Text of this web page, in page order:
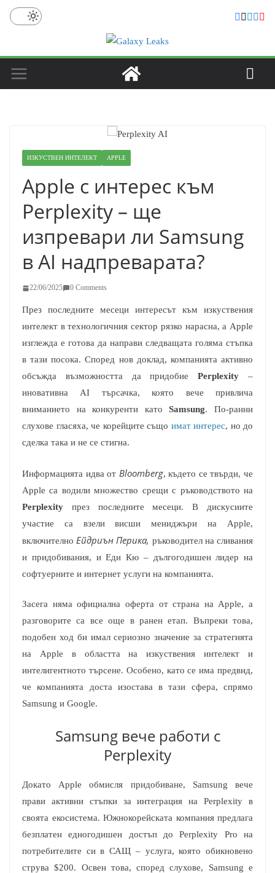
Skip
ИЗКУСТВЕН ИНТЕЛЕКТ APPLE
Apple с интерес към
Perplexity – ще
изпревари ли Samsung
в AI надпреварата?
22/06/2025 0 Comments
През последните месеци интересът към изкуствения
интелект в технологичния сектор рязко нарасна, а Apple
изглежда е готова да направи следващата голяма стъпка
в тази посока. Според нов доклад, компанията активно
обсъжда възможността да придобиеPerplexity –
иновативна AI търсачка, която вече привлича
вниманието на конкуренти катоSamsung. По-ранни
слухове гласяха, че корейците също имат интерес, но до
сделка така и не се стигна.
Информацията идва от Bloomberg, където се твърди, че
Apple са водили множество срещи с ръководството на
Perplexity през последните месеци. В дискусиите
участие са взели висши мениджъри на Apple,
включително Ейдриън Перика, ръководител на сливания
и придобивания, и Еди Кю – дългогодишен лидер на
софтуерните и интернет услуги на компанията.
Засега няма официална оферта от страна на Apple, а
разговорите са все още в ранен етап. Въпреки това,
подобен ход би имал сериозно значение за стратегията
на Apple в областта на изкуствения интелект и
интелигентното търсене. Особено, като се има предвид,
че компанията доста изостава в тази сфера, спрямо
Samsung и Google.
Samsung вече работи с
Perplexity
Докато Apple обмисля придобиване, Samsung вече
прави активни стъпки за интеграция на Perplexity в
своята екосистема. Южнокорейската компания предлага
безплатен едногодишен достъп до Perplexity Pro на
потребителите си в САЩ – услуга, която обикновено
струва $200. Освен това, според слухове, Samsung е